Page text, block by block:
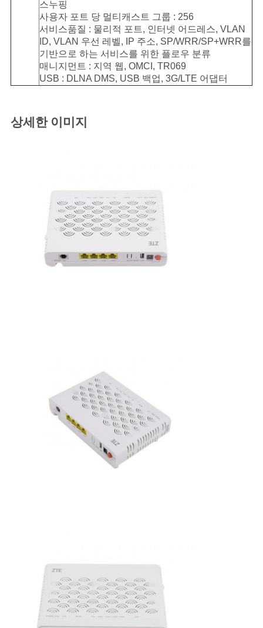
스누핑
사용자 포트 당 멀티캐스트 그룹 : 256
서비스품질 : 물리적 포트, 인터넷 어드레스, VLAN
ID, VLAN 우선 레벨, IP 주소, SP/WRR/SP+WRR를
기반으로 하는 서비스를 위한 플로우 분류
매니지먼트 : 지역 웹, OMCI, TR069
USB : DLNA DMS, USB 백업, 3G/LTE 어댑터
상세한 이미지